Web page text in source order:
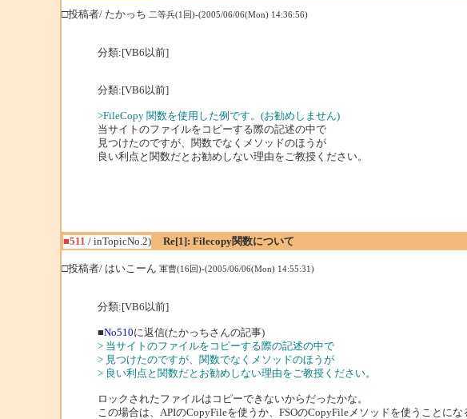
□投稿者/ たかっち 二等兵(1回)-(2005/06/06(Mon) 14:36:56)
分類:[VB6以前]
分類:[VB6以前]
>FileCopy 関数を使用した例です。(お勧めしません)
当サイトのファイルをコピーする際の記述の中で
見つけたのですが、関数でなくメソッドのほうが
良い利点と関数だとお勧めしない理由をご教授ください。
■511 / inTopicNo.2)
Re[1]: Filecopy関数について
□投稿者/ はいこーん 軍曹(16回)-(2005/06/06(Mon) 14:55:31)
分類:[VB6以前]
■No510に返信(たかっちさんの記事)
> 当サイトのファイルをコピーする際の記述の中で
> 見つけたのですが、関数でなくメソッドのほうが
> 良い利点と関数だとお勧めしない理由をご教授ください。
ロックされたファイルはコピーできないからだったかな。
この場合は、APIのCopyFileを使うか、FSOのCopyFileメソッドを使うことにな